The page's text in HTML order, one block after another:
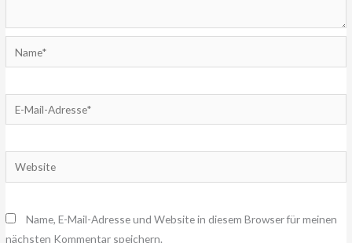
Mail-
Website
Name, E-Mail-Adresse und Website in diesem Browser für meinen
nächsten Kommentar speichern.